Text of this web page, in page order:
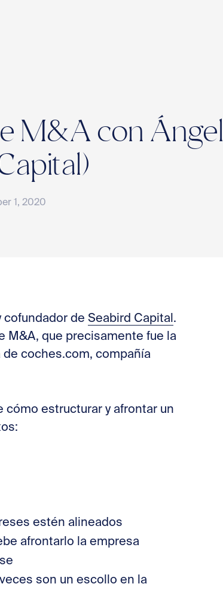
M&A con Ángel
1, 2020
cofundador de Seabird Capital.
M&A, que precisamente fue la
coches.com, compañía
cómo estructurar y afrontar un
estén alineados
afrontarlo la empresa
son un escollo en la